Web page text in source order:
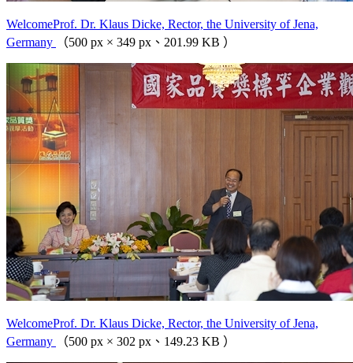
WelcomeProf. Dr. Klaus Dicke, Rector, the University of Jena,
Germany
（500 px × 349 px、201.99 KB ）
WelcomeProf. Dr. Klaus Dicke, Rector, the University of Jena,
Germany
（500 px × 302 px、149.23 KB ）